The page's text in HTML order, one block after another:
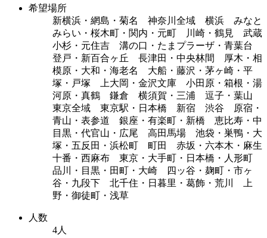
希望場所
新横浜・網島・菊名 神奈川全域 横浜 みなと
みらい・桜木町・関内・元町 川崎・鶴見 武蔵
小杉・元住吉 溝の口・たまプラーザ・青葉台
登戸・新百合ヶ丘 長津田・中央林間 厚木・相
模原・大和・海老名 大船・藤沢・茅ヶ崎・平
塚・戸塚 上大岡・金沢文庫 小田原・箱根・湯
河原・真鶴 鎌倉 横須賀・三浦 逗子・葉山
東京全域 東京駅・日本橋 新宿 渋谷 原宿・
青山・表参道 銀座・有楽町・新橋 恵比寿・中
目黒・代官山・広尾 高田馬場 池袋・巣鴨・大
塚・五反田・浜松町 町田 赤坂・六本木・麻生
十番・西麻布 東京・大手町・日本橋・人形町
品川・目黒・田町・大崎 四ッ谷・麹町・市ヶ
谷・九段下 北千住・日暮里・葛飾・荒川 上
野・御徒町・浅草
人数
4人